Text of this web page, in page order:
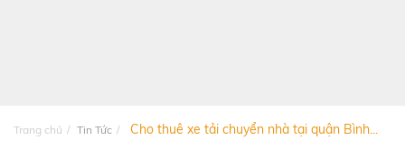
Trang chủ Tin Tức Cho thuê xe tải chuyển nhà tại quận Bình...